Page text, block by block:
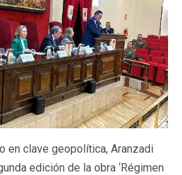
en clave geopolítica, Aranzadi
edición de la obra ‘Régimen